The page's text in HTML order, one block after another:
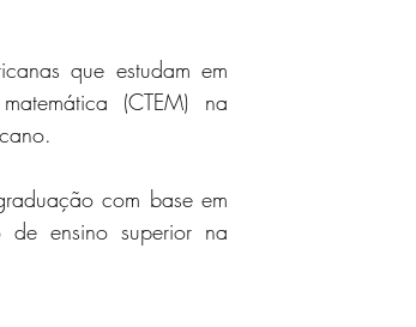
que estudam em
(CTEM) na
com base em
de ensino superior na